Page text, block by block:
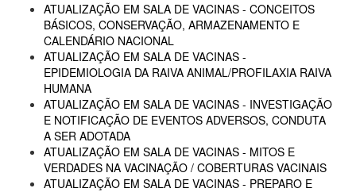
ATUALIZAÇÃO EM SALA DE VACINAS - CONCEITOS
BÁSICOS, CONSERVAÇÃO, ARMAZENAMENTO E
CALENDÁRIO NACIONAL
ATUALIZAÇÃO EM SALA DE VACINAS -
EPIDEMIOLOGIA DA RAIVA ANIMAL/PROFILAXIA RAIVA
HUMANA
ATUALIZAÇÃO EM SALA DE VACINAS - INVESTIGAÇÃO
E NOTIFICAÇÃO DE EVENTOS ADVERSOS, CONDUTA
A SER ADOTADA
ATUALIZAÇÃO EM SALA DE VACINAS - MITOS E
VERDADES NA VACINAÇÃO / COBERTURAS VACINAIS
ATUALIZAÇÃO EM SALA DE VACINAS - PREPARO E